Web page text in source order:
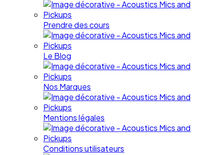
Prendre des cours
Le Blog
Nos Marques
Mentions légales
Conditions utilisateurs